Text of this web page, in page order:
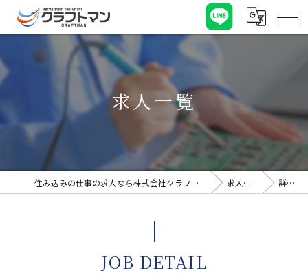
求人一覧
住み込みの仕事の求人なら株式会社クラフトマン 求人一覧 詳細
JOB DETAIL